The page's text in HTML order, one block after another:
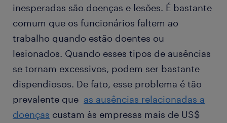
inesperadas são doenças e lesões. É bastante
comum que os funcionários faltem ao
trabalho quando estão doentes ou
lesionados. Quando esses tipos de ausências
se tornam excessivos, podem ser bastante
dispendiosos. De fato, esse problema é tão
prevalente que as ausências relacionadas a
doenças custam às empresas mais de US$